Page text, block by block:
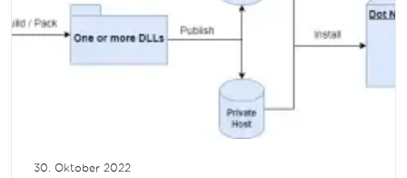
30. Oktober 2022